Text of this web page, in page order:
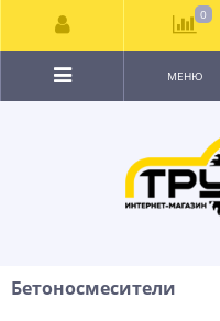
МЕНЮ
Бетоносмесители
0